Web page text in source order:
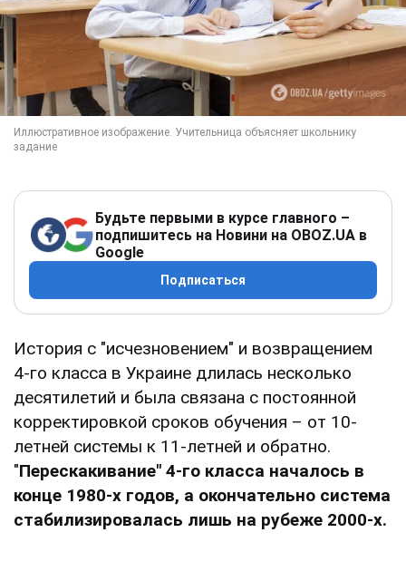
Будьте первыми в курсе главного –
подпишитесь на Новини на OBOZ.UA в
Google
Подписаться
История с "исчезновением" и возвращением
4-го класса в Украине длилась несколько
десятилетий и была связана с постоянной
корректировкой сроков обучения – от 10-
летней системы к 11-летней и обратно.
"Перескакивание" 4-го класса началось в
конце 1980-х годов, а окончательно система
стабилизировалась лишь на рубеже 2000-х.